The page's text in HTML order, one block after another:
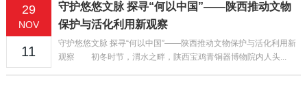
29
NOV
11
守护悠悠文脉 探寻“何以中国”——陕西推动文物
保护与活化利用新观察
守护悠悠文脉 探寻“何以中国”——陕西推动文物保护与活化利用新
观察 初冬时节，渭水之畔，陕西宝鸡青铜器博物院内人头...